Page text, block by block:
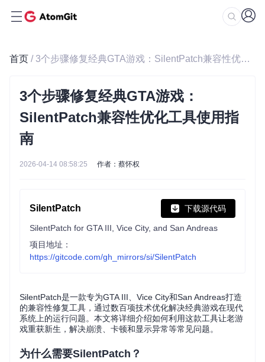
首页 / 3个步骤修复经典GTA游戏：SilentPatch兼容性优化工具使用指南
3个步骤修复经典GTA游戏：
SilentPatch兼容性优化工具使用指
南
2026-04-14 08:58:25 作者：蔡怀权
SilentPatch 下载源代码
SilentPatch for GTA III, Vice City, and San Andreas
项目地址：
https://gitcode.com/gh_mirrors/si/SilentPatch
SilentPatch是一款专为GTA III、Vice City和San Andreas打造
的兼容性修复工具，通过数百项技术优化解决经典游戏在现代
系统上的运行问题。本文将详细介绍如何利用这款工具让老游
戏重获新生，解决崩溃、卡顿和显示异常等常见问题。
为什么需要SilentPatch？